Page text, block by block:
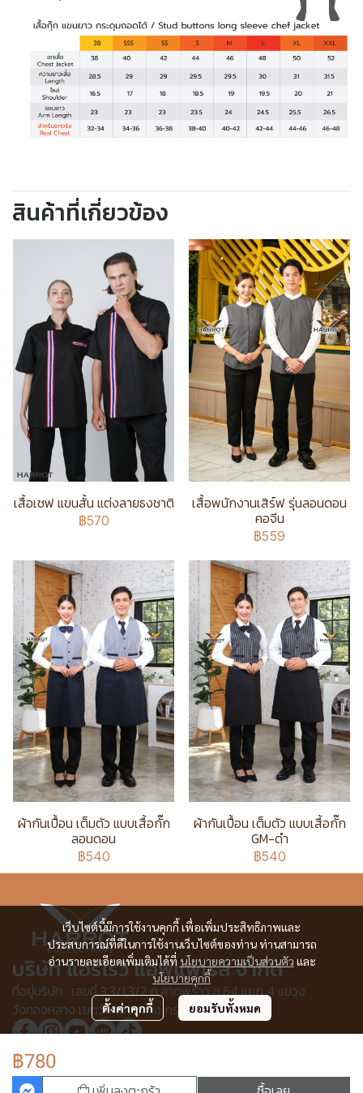
สินค้าที่เกี่ยวข้อง
เสื้อเชฟ แขนสั้น แต่งลายธงชาติ
฿570
เสื้อพนักงานเสิร์ฟ รุ่นลอนดอน
คอจีน
฿559
ผ้ากันเปื้อน เต็มตัว แบบเสื้อกั๊ก
ลอนดอน
฿540
ผ้ากันเปื้อน เต็มตัว แบบเสื้อกั๊ก
GM-ดำ
฿540
฿780
เว็บไซต์นี้มีการใช้งานคุกกี้ เพื่อเพิ่มประสิทธิภาพและ
ประสบการณ์ที่ดีในการใช้งานเว็บไซต์ของท่าน ท่านสามารถ
อ่านรายละเอียดเพิ่มเติมได้ที่ นโยบายความเป็นส่วนตัว และ
นโยบายคุกกี้
ตั้งค่าคุกกี้ ยอมรับทั้งหมด
บริษัท แอร์โรว์ แอพแพเรล จำกัด
ที่อยู่บริษัท : เลขที่ 3,3/1,3/2 ก.ลาดพร้าว ซ.64 แยก 4 แขวง
วังทองหลาง เขตวังทองหลาง กรุงเทพฯ 10310